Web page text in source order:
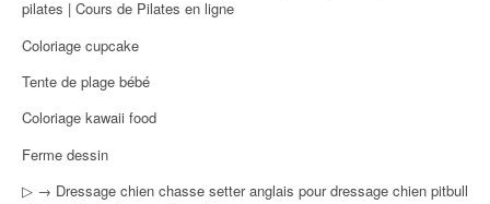
pilates | Cours de Pilates en ligne
Coloriage cupcake
Tente de plage bébé
Coloriage kawaii food
Ferme dessin
▷ → Dressage chien chasse setter anglais pour dressage chien pitbull